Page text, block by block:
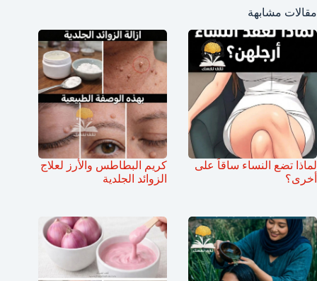
مقالات مشابهة
لماذا تضع النساء ساقاً على
أخرى؟
كريم البطاطس والأرز لعلاج
الزوائد الجلدية